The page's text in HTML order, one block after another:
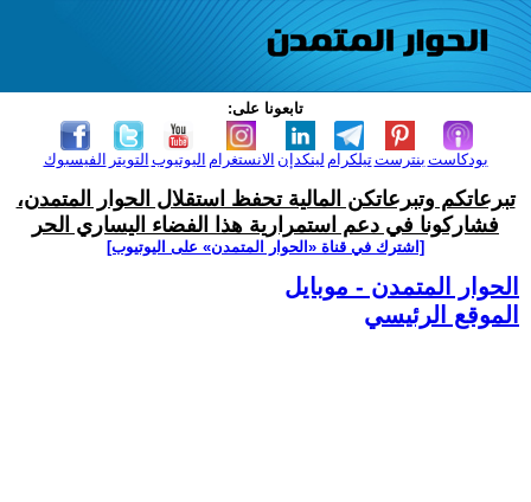
تابعونا على:
الفيسبوك التويتر اليوتيوب الانستغرام لينكدإن تيلكرامبنترست بودكاست
تبرعاتكم وتبرعاتكن المالية تحفظ استقلال الحوار المتمدن،
فشاركونا في دعم استمرارية هذا الفضاء اليساري الحر
[اشترك في قناة ‫«الحوار المتمدن» على اليوتيوب]
الحوار المتمدن - موبايل
الموقع الرئيسي